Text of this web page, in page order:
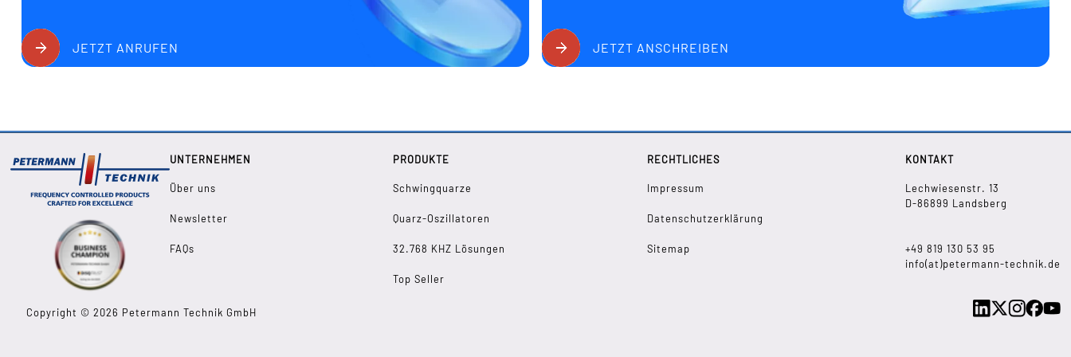
JETZT ANRUFEN JETZT ANSCHREIBEN
UNTERNEHMEN
Über uns
Newsletter
FAQs
PRODUKTE
Schwingquarze
Quarz-Oszillatoren
32.768 KHZ Lösungen
Top Seller
RECHTLICHES
Impressum
Datenschutzerklärung
Sitemap
KONTAKT
Lechwiesenstr. 13
D-86899 Landsberg
+49 819 130 53 95
info(at)petermann-technik.de
Copyright © 2026 Petermann Technik GmbH